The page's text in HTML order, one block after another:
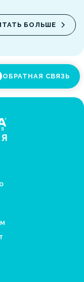
БОЛЬШЕ
ОБРАТНАЯ СВЯЗЬ